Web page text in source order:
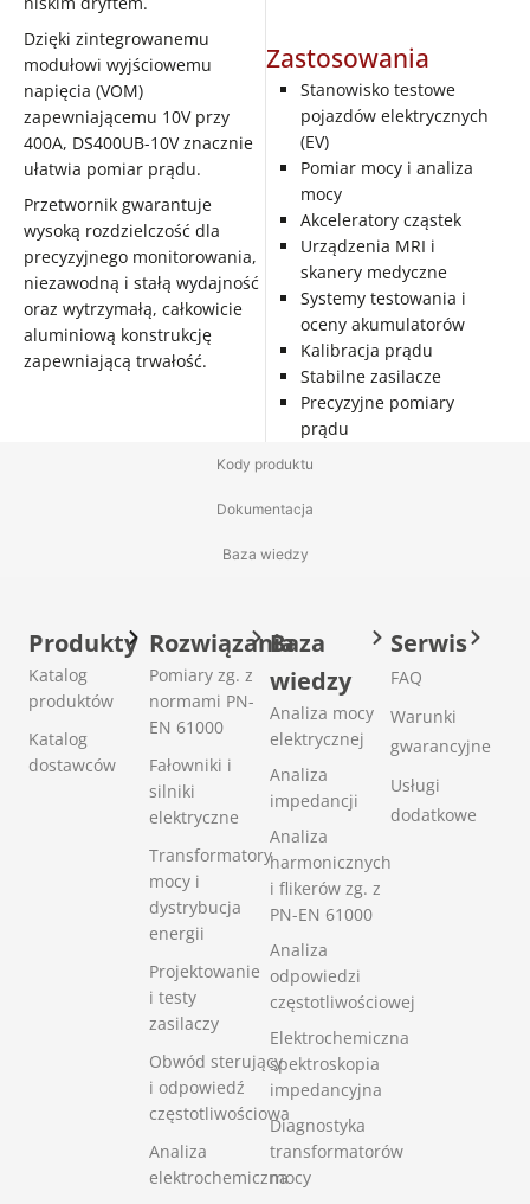
Kody produktu
Dokumentacja
Baza wiedzy
Dzięki zintegrowanemu
modułowi wyjściowemu
napięcia (VOM)
zapewniającemu 10V przy
400A, DS400UB-10V znacznie
ułatwia pomiar prądu.
Przetwornik gwarantuje
wysoką rozdzielczość dla
precyzyjnego monitorowania,
niezawodną i stałą wydajność
oraz wytrzymałą, całkowicie
aluminiową konstrukcję
zapewniającą trwałość.
Zastosowania
Stanowisko testowe
pojazdów elektrycznych
(EV)
Pomiar mocy i analiza
mocy
Akceleratory cząstek
Urządzenia MRI i
skanery medyczne
Systemy testowania i
oceny akumulatorów
Kalibracja prądu
Stabilne zasilacze
Precyzyjne pomiary
prądu
Produkty
Katalog
produktów
Katalog
dostawców
Rozwiązania
Pomiary zg. z
normami PN-
EN 61000
Fałowniki i
silniki
elektryczne
Transformatory
mocy i
dystrybucja
energii
Projektowanie
i testy
zasilaczy
Obwód sterujący
i odpowiedź
częstotliwościowa
Analiza
elektrochemiczna
Baza
wiedzy
Analiza mocy
elektrycznej
Analiza
impedancji
Analiza
harmonicznych
i flikerów zg. z
PN-EN 61000
Analiza
odpowiedzi
częstotliwościowej
Elektrochemiczna
spektroskopia
impedancyjna
Diagnostyka
transformatorów
mocy
Serwis
FAQ
Warunki
gwarancyjne
Usługi
dodatkowe